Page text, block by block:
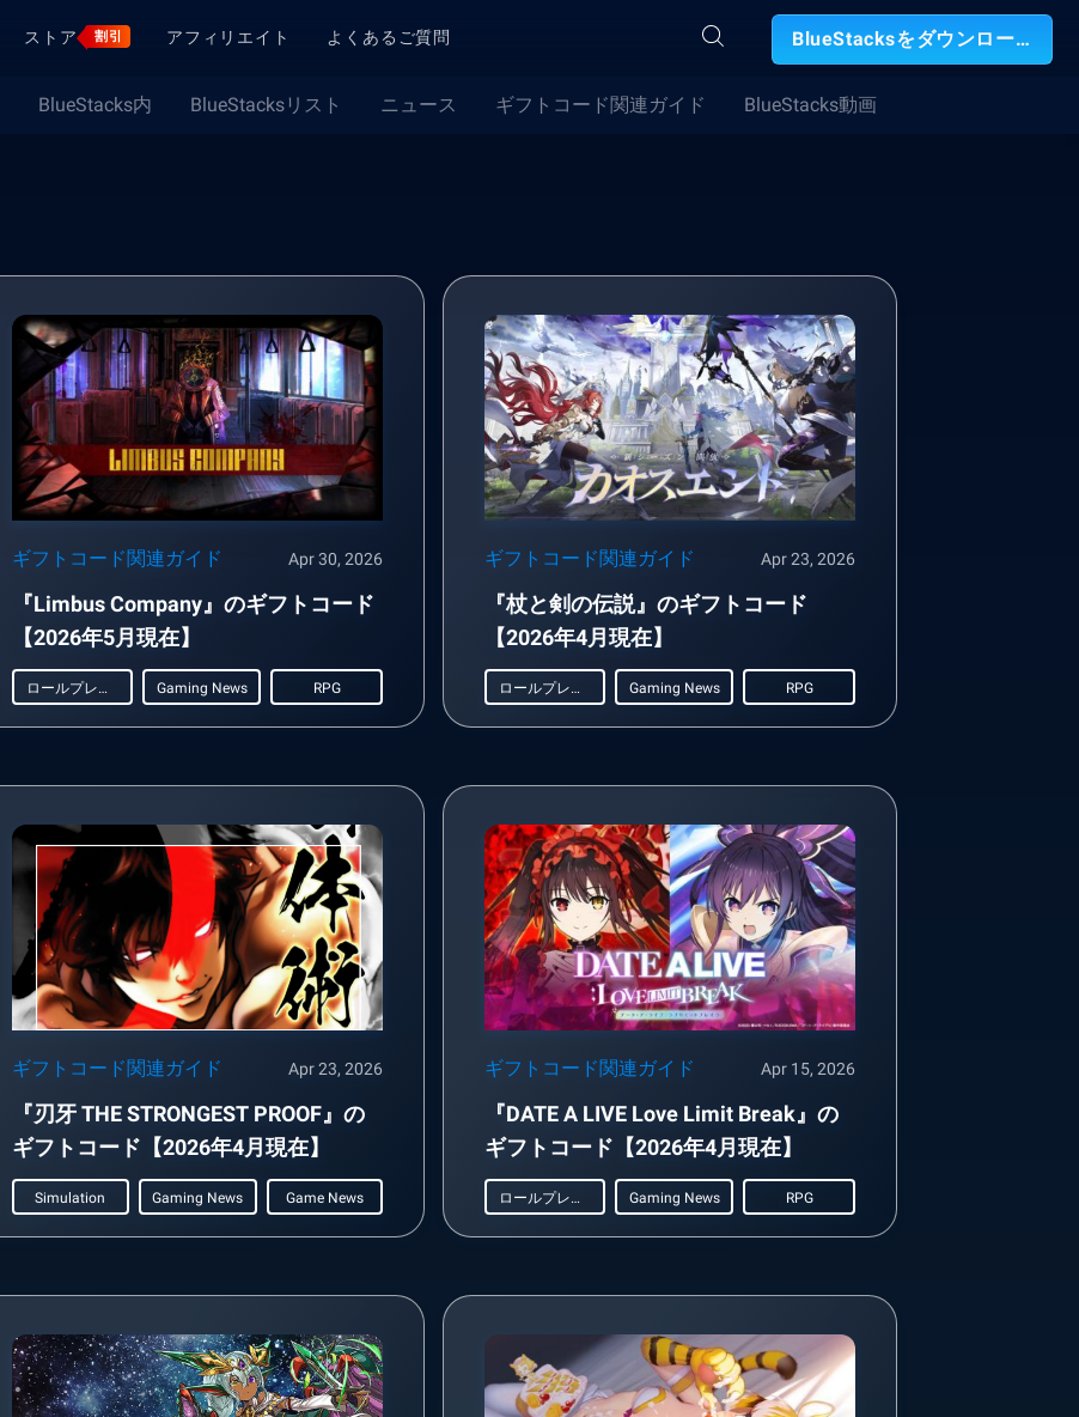
ストア 割引 アフィリエイト よくあるご質問 BlueStacksをダウンロード
BlueStacks内 BlueStacksリスト ニュース ギフトコード関連ガイド BlueStacks動画
ギフトコード関連ガイド Apr 30, 2026
『Limbus Company』のギフトコード
【2026年5月現在】
ロールプレイング Gaming News RPG
ギフトコード関連ガイド Apr 23, 2026
『杖と剣の伝説』のギフトコード
【2026年4月現在】
ロールプレイング Gaming News RPG
ギフトコード関連ガイド Apr 23, 2026
『刃牙 THE STRONGEST PROOF』の
ギフトコード【2026年4月現在】
Simulation Gaming News Game News
ギフトコード関連ガイド Apr 15, 2026
『DATE A LIVE Love Limit Break』の
ギフトコード【2026年4月現在】
ロールプレイング Gaming News RPG